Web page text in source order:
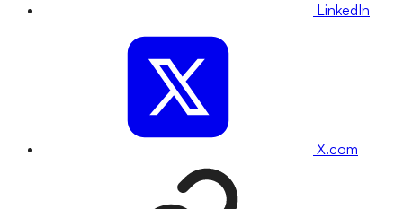
LinkedIn
X.com